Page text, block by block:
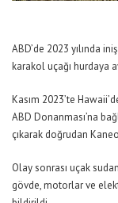
ABD’de 2023 yılında
karakol uçağı hurdaya
Kasım 2023’te
ABD Donanması’na
çıkarak doğrudan
Olay sonrası uçak
gövde, motorlar ve